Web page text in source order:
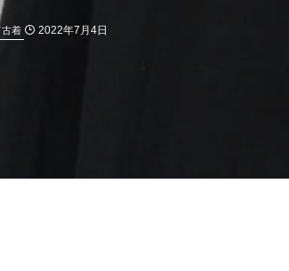
古着 2022年7月4日